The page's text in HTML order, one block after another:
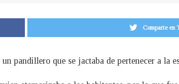
Comparte en
pandillero que se jactaba de pertenecer a la